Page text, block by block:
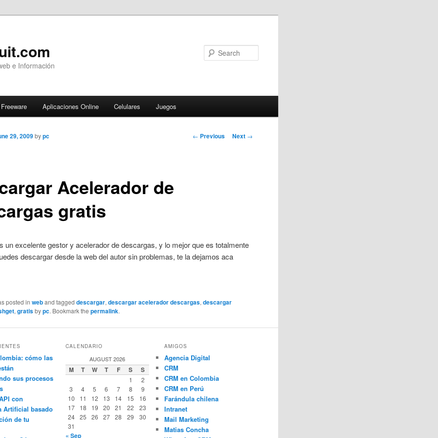
e Información
Freeware Aplicaciones Online Celulares Juegos
Post
← Previous Next →
Acelerador de
gratis
29, 2009 bypc
un excelente gestor y acelerador de descargas, y lo mejor que es totalmente
descargar desde la web del autor sin problemas, te la dejamos aca
posted inweband taggeddescargar,descargar acelerador descargas,descargar
,gratisbypc. Bookmark thepermalink.
cómo las
sus procesos
con
Artificial basado
de tu
CALENDARIO
AUGUST 2026
M T W T F S S
1
2
3
4 5 6 7 8
9
10
11 12 13 14 15
16
17
18 19 20 21 22
23
24
25 26 27 28 29
30
31
« Sep
AMIGOS
Agencia Digital
CRM
CRM en Colombia
CRM en Perú
Farándula chilena
Intranet
Mail Marketing
Matias Concha